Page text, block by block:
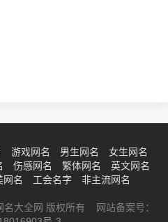
游戏网名 男生网名
女生网名
伤感网名 繁体网名
英文网名
网名 工会名字 非主流网名
大全网 版权所有 网站备案号：